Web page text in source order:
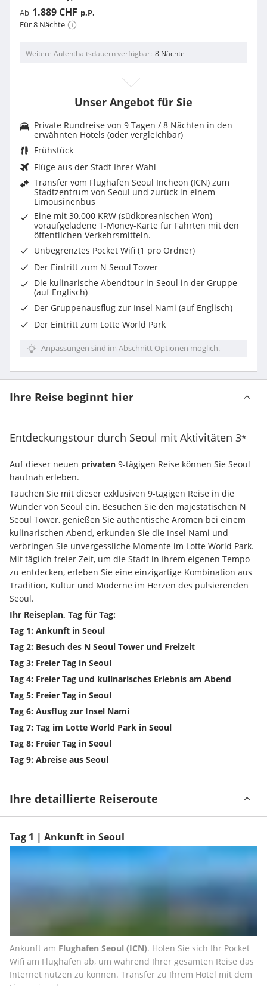
Ab 1.889 CHF p.P.
Für 8 Nächte
Weitere Aufenthaltsdauern verfügbar 8 Nächte
Unser Angebot für Sie
Private Rundreise von 9 Tagen / 8 Nächten in den
erwähnten Hotels (oder vergleichbar)
Frühstück
Flüge aus der Stadt Ihrer Wahl
Transfer vom Flughafen Seoul Incheon (ICN) zum
Stadtzentrum von Seoul und zurück in einem
Limousinenbus
Eine mit 30.000 KRW (südkoreanischen Won)
voraufgeladene T-Money-Karte für Fahrten mit den
öffentlichen Verkehrsmitteln.
Unbegrenztes Pocket Wifi (1 pro Ordner)
Der Eintritt zum N Seoul Tower
Die kulinarische Abendtour in Seoul in der Gruppe
(auf Englisch)
Der Gruppenausflug zur Insel Nami (auf Englisch)
Der Eintritt zum Lotte World Park
Anpassungen sind im Abschnitt Optionen möglich.
Ihre Reise beginnt hier
Entdeckungstour durch Seoul mit Aktivitäten 3*
Auf dieser neuen privaten 9-tägigen Reise können Sie Seoul
hautnah erleben.
Tauchen Sie mit dieser exklusiven 9-tägigen Reise in die
Wunder von Seoul ein. Besuchen Sie den majestätischen N
Seoul Tower, genießen Sie authentische Aromen bei einem
kulinarischen Abend, erkunden Sie die Insel Nami und
verbringen Sie unvergessliche Momente im Lotte World Park.
Mit täglich freier Zeit, um die Stadt in Ihrem eigenen Tempo
zu entdecken, erleben Sie eine einzigartige Kombination aus
Tradition, Kultur und Moderne im Herzen des pulsierenden
Seoul.
Ihr Reiseplan, Tag für Tag:
Tag 1: Ankunft in Seoul
Tag 2: Besuch des N Seoul Tower und Freizeit
Tag 3: Freier Tag in Seoul
Tag 4: Freier Tag und kulinarisches Erlebnis am Abend
Tag 5: Freier Tag in Seoul
Tag 6: Ausflug zur Insel Nami
Tag 7: Tag im Lotte World Park in Seoul
Tag 8: Freier Tag in Seoul
Tag 9: Abreise aus Seoul
Ihre detaillierte Reiseroute
Tag 1 | Ankunft in Seoul
Ankunft am Flughafen Seoul (ICN). Holen Sie sich Ihr Pocket
Wifi am Flughafen ab, um während Ihrer gesamten Reise das
Internet nutzen zu können. Transfer zu Ihrem Hotel mit dem